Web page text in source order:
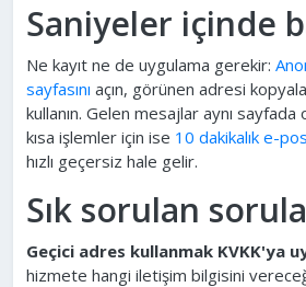
Saniyeler içinde
Ne kayıt ne de uygulama gerekir:
sayfasını açın, görünen adresi
kullanın. Gelen mesajlar aynı
kısa işlemler için ise 10 dakikalık e-
hızlı geçersiz hale gelir.
Sık sorulan
Geçici adres kullanmak KVKK'ya
hizmete hangi iletişim bilgisini